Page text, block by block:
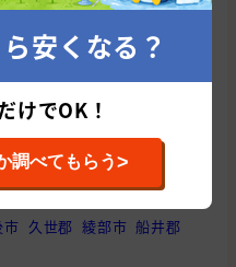
ら外壁塗装会社を
長岡京市 城陽市
丹市 舞鶴市 福知山市
市 久世郡 綾部市 船井郡
安くなる？
けでOK！
調べてもらう>